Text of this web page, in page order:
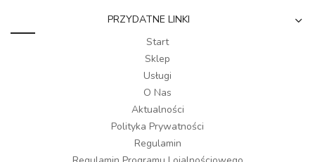
PRZYDATNE LINKI
Start
Sklep
Usługi
O Nas
Aktualności
Polityka Prywatności
Regulamin